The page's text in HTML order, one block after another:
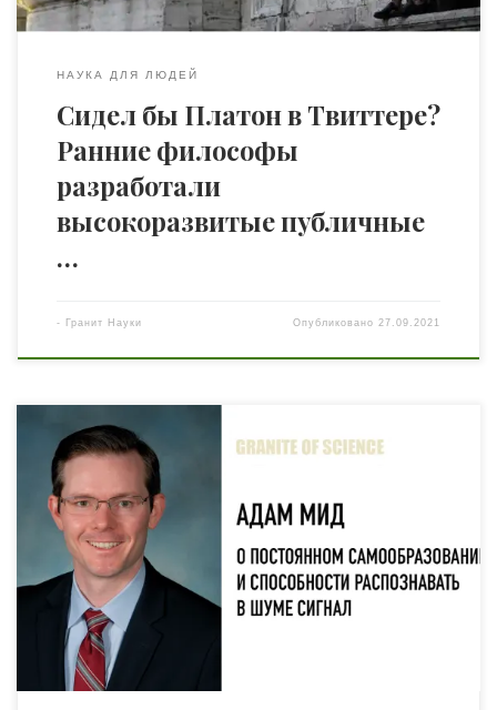
НАУКА ДЛЯ ЛЮДЕЙ
Сидел бы Платон в Твиттере?
Ранние философы
разработали
высокоразвитые публичные
…
- Гранит Науки Опубликовано27.09.2021
Наш собеседник Адам Мид является генеральным
директором и главным инвестиционным директором
компании Mead Capital Management. За его плечами 10-
летний опыт в деле банковского коммерческого
кредитования и 20-летний опыт инвестирования в
государственные рынки ценных бумаг. Адам – автор
книги «Полная финансовая история Berkshire Hathaway:
хронологический анализ шедевра конгломерата
Уоррена Баффета и […]